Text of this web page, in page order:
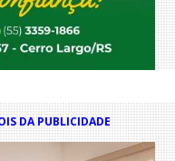
DA PUBLICIDADE